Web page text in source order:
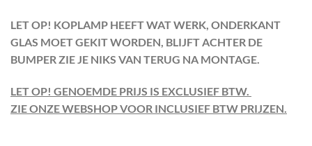
LET OP! KOPLAMP HEEFT WAT WERK, ONDERKANT
GLAS MOET GEKIT WORDEN, BLIJFT ACHTER DE
BUMPER ZIE JE NIKS VAN TERUG NA MONTAGE.
LET OP! GENOEMDE PRIJS IS EXCLUSIEF BTW.
ZIE ONZE WEBSHOP VOOR INCLUSIEF BTW PRIJZEN.